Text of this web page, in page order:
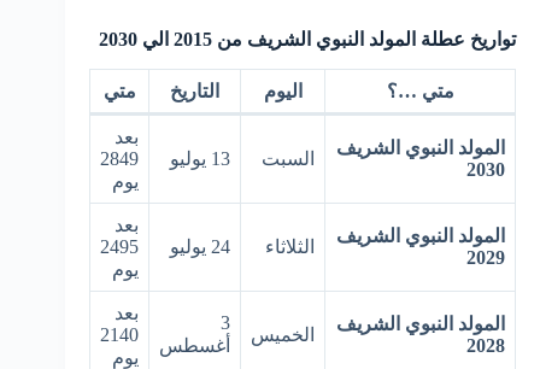
تواريخ عطلة المولد النبوي الشريف من 2015 الي 2030
متي …؟ اليوم التاريخ متي
المولد النبوي الشريف
2030
السبت 13 يوليو
بعد
2849
يوم
المولد النبوي الشريف
2029
الثلاثاء 24 يوليو
بعد
2495
يوم
المولد النبوي الشريف
2028
الخميس
3
أغسطس
بعد
2140
يوم